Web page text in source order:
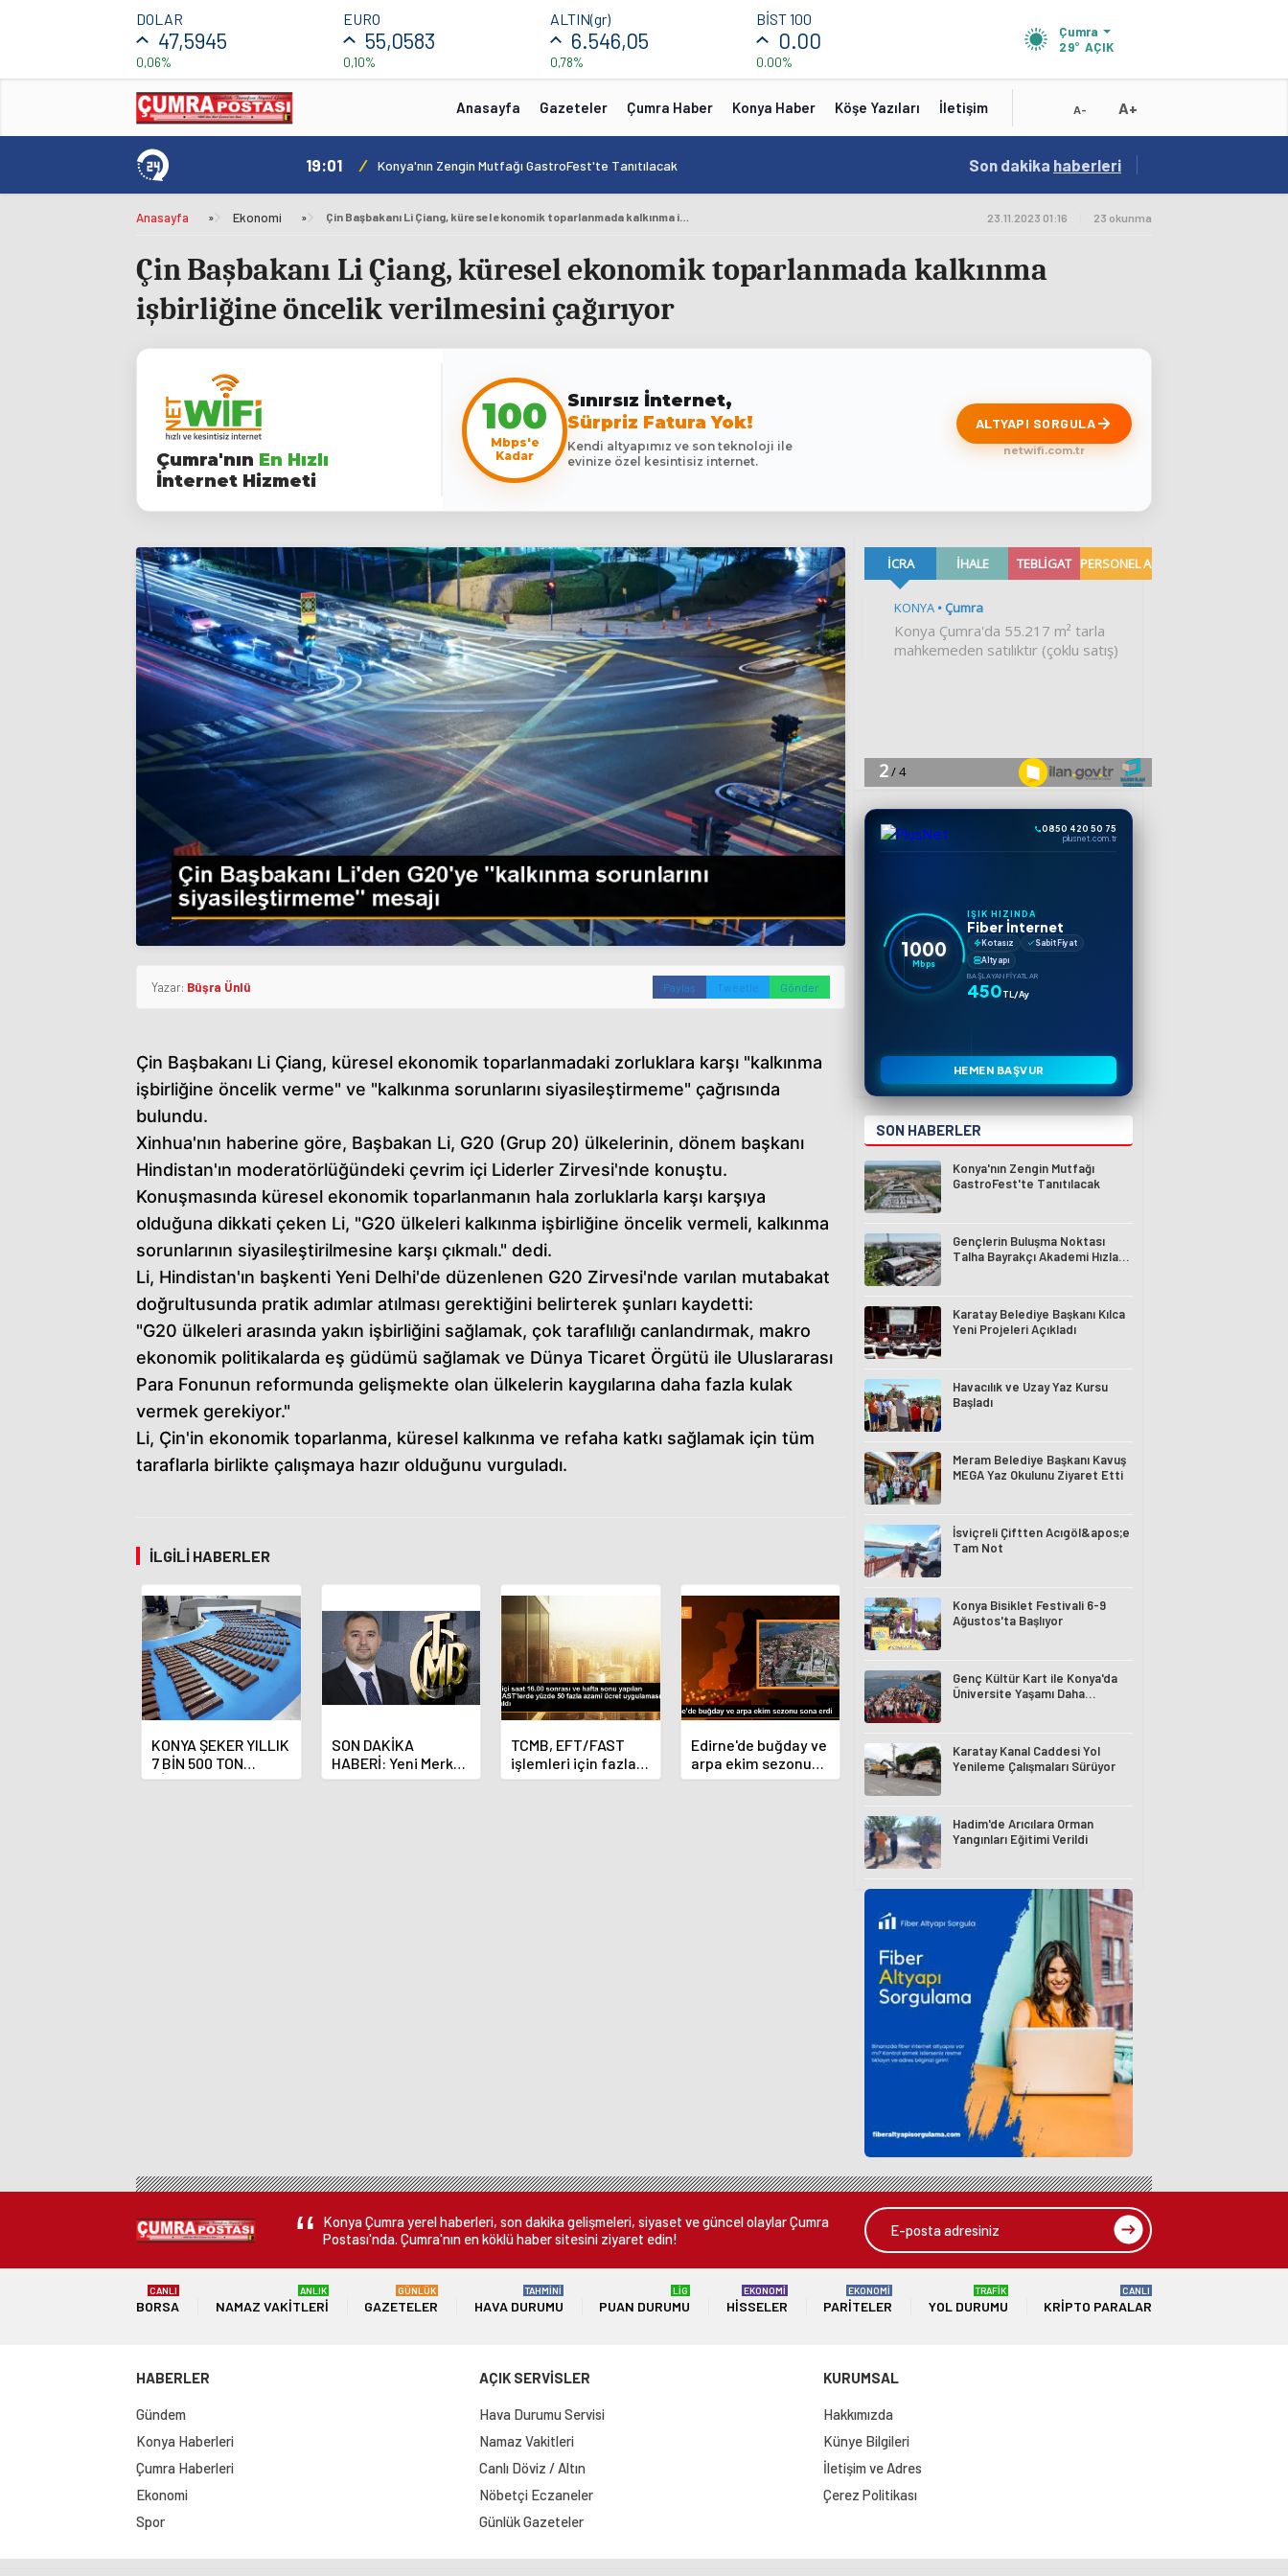
DOLAR
47,5945
0,06%
EURO
55,0583
0,10%
ALTIN(gr)
6.546,05
0,78%
BİST 100
0.00
0.00%
Çumra
29° AÇIK
Anasayfa Gazeteler Çumra Haber Konya Haber Köşe Yazıları İletişim A- A+
19:01 / Konya'nın Zengin Mutfağı GastroFest'te Tanıtılacak 18:58 / Gençlerin Buluşma Noktası Talha Bayrakçı
Son dakika haberleri
Anasayfa » Ekonomi » Çin Başbakanı Li Çiang, küresel ekonomik toparlanmada kalkınma işbirliğine öncelik verilmesini çağırıyor 23.11.2023 01:16 23 okunma
Çin Başbakanı Li Çiang, küresel ekonomik toparlanmada kalkınma
işbirliğine öncelik verilmesini çağırıyor
Çumra'nın En Hızlı
İnternet Hizmeti
100
Mbps'e
Kadar
Sınırsız İnternet,
Sürpriz Fatura Yok!
Kendi altyapımız ve son teknoloji ile
evinize özel kesintisiz internet.
ALTYAPI SORGULA
netwifi.com.tr
Yazar: Büşra Ünlü Paylaş Tweetle Gönder
Çin Başbakanı Li Çiang, küresel ekonomik toparlanmadaki zorluklara karşı "kalkınma
işbirliğine öncelik verme" ve "kalkınma sorunlarını siyasileştirmeme" çağrısında
bulundu.
Xinhua'nın haberine göre, Başbakan Li, G20 (Grup 20) ülkelerinin, dönem başkanı
Hindistan'ın moderatörlüğündeki çevrim içi Liderler Zirvesi'nde konuştu.
Konuşmasında küresel ekonomik toparlanmanın hala zorluklarla karşı karşıya
olduğuna dikkati çeken Li, "G20 ülkeleri kalkınma işbirliğine öncelik vermeli, kalkınma
sorunlarının siyasileştirilmesine karşı çıkmalı." dedi.
Li, Hindistan'ın başkenti Yeni Delhi'de düzenlenen G20 Zirvesi'nde varılan mutabakat
doğrultusunda pratik adımlar atılması gerektiğini belirterek şunları kaydetti:
"G20 ülkeleri arasında yakın işbirliğini sağlamak, çok taraflılığı canlandırmak, makro
ekonomik politikalarda eş güdümü sağlamak ve Dünya Ticaret Örgütü ile Uluslararası
Para Fonunun reformunda gelişmekte olan ülkelerin kaygılarına daha fazla kulak
vermek gerekiyor."
Li, Çin'in ekonomik toparlanma, küresel kalkınma ve refaha katkı sağlamak için tüm
taraflarla birlikte çalışmaya hazır olduğunu vurguladı.
İLGILI HABERLER
KONYA ŞEKER YILLIK
7 BİN 500 TON
ÇİKOLATALI ÜRÜN
SON DAKİKA
HABERİ: Yeni Merkez
Bankası Başkanı
TCMB, EFT/FAST
işlemleri için fazla
ücret uygulamasını
Edirne'de buğday ve
arpa ekim sezonu
sona erdi
0850 420 50 75
plusnet.com.tr
1000
Mbps
IŞIK HIZINDA
Fiber İnternet
Kotasız
Sabit Fiyat
Altyapı
BAŞLAYAN FIYATLAR
450TL/Ay
HEMEN BAŞVUR
SON HABERLER
Konya'nın Zengin Mutfağı
GastroFest'te Tanıtılacak
Gençlerin Buluşma Noktası
Talha Bayrakçı Akademi Hızla
Karatay Belediye Başkanı Kılca
Yeni Projeleri Açıkladı
Havacılık ve Uzay Yaz Kursu
Başladı
Meram Belediye Başkanı Kavuş
MEGA Yaz Okulunu Ziyaret Etti
İsviçreli Çiftten Acıgöl&apos;e
Tam Not
Konya Bisiklet Festivali 6-9
Ağustos'ta Başlıyor
Genç Kültür Kart ile Konya'da
Üniversite Yaşamı Daha
Karatay Kanal Caddesi Yol
Yenileme Çalışmaları Sürüyor
Hadim'de Arıcılara Orman
Yangınları Eğitimi Verildi
Konya Çumra yerel haberleri, son dakika gelişmeleri, siyaset ve güncel olaylar Çumra
Postası'nda. Çumra'nın en köklü haber sitesini ziyaret edin!
BORSA
CANLI
NAMAZ VAKITLERI
ANLIK
GAZETELER
GÜNLÜK
HAVA DURUMU
TAHMİNİ
PUAN DURUMU
LİG
HISSELER
EKONOMİ
PARITELER
EKONOMİ
YOL DURUMU
TRAFİK
KRIPTO PARALAR
CANLI
HABERLER
Gündem
Konya Haberleri
Çumra Haberleri
Ekonomi
Spor
AÇIK SERVİSLER
Hava Durumu Servisi
Namaz Vakitleri
Canlı Döviz / Altın
Nöbetçi Eczaneler
Günlük Gazeteler
KURUMSAL
Hakkımızda
Künye Bilgileri
İletişim ve Adres
Çerez Politikası